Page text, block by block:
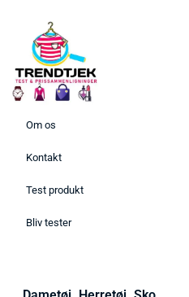
Om os
Kontakt
Test produkt
Bliv tester
Bedste Saunatæppe 2025 –
Find de bedste produkter her!